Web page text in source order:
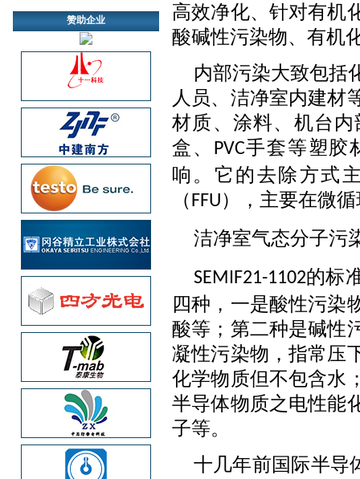
赞助企业
高效净化、针对有机
酸碱性污染物、有机
内部污染大致包括
人员、洁净室内建材
材质、涂料、机台
盒、
PVC手套等塑胶
响。它的去除方式
（FFU），主要在微
洁净室气态分子污
SEMIF21-1102的标
四种，一是酸性污染
酸等；第二种是碱性
凝性污染物，指常压
化学物质但不包含水
半导体物质之电性能
子等。
十几年前国际半导